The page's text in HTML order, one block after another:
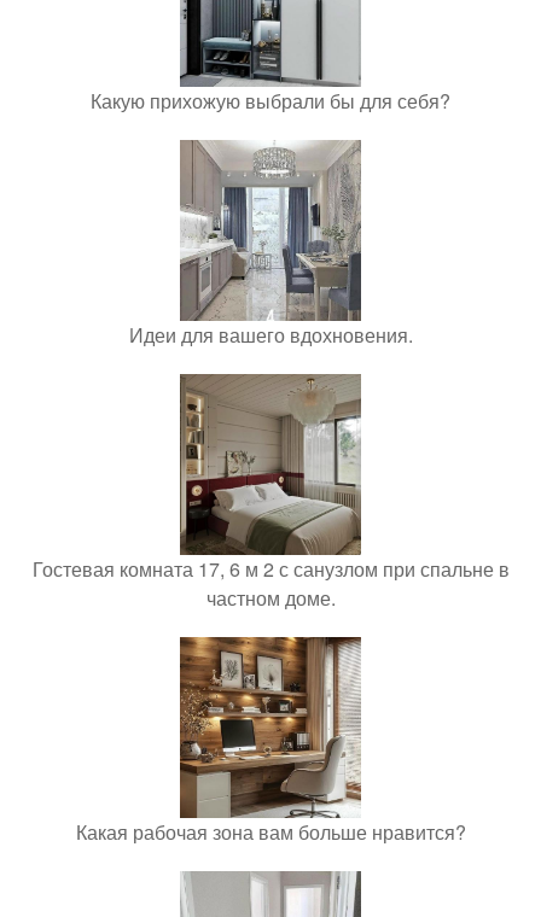
Какую прихожую выбрали бы для себя?
Идеи для вашего вдохновения.
Гостевая комната 17, 6 м 2 с санузлом при спальне в
частном доме.
Какая рабочая зона вам больше нравится?